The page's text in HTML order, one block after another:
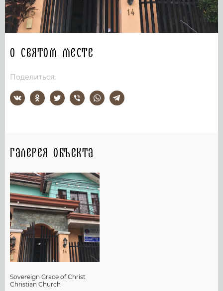
О святом месте
Поделиться:
Галерея объекта
Sovereign Grace of Christ
Christian Church